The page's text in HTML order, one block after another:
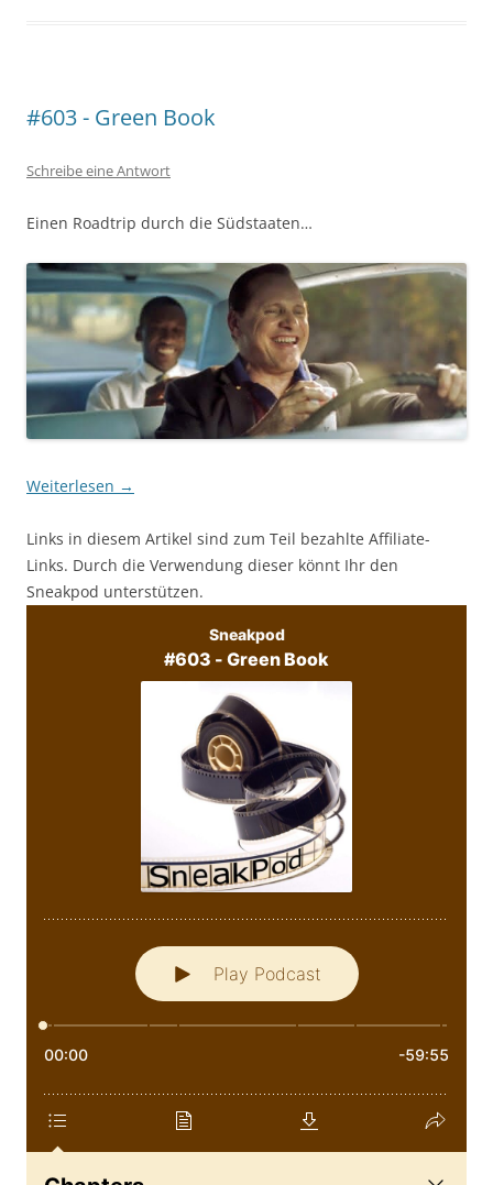
#603 - Green Book
Schreibe eine Antwort
Einen Roadtrip durch die Südstaaten…
Weiterlesen →
Links in diesem Artikel sind zum Teil bezahlte Affiliate-
Links. Durch die Verwendung dieser könnt Ihr den
Sneakpod unterstützen.